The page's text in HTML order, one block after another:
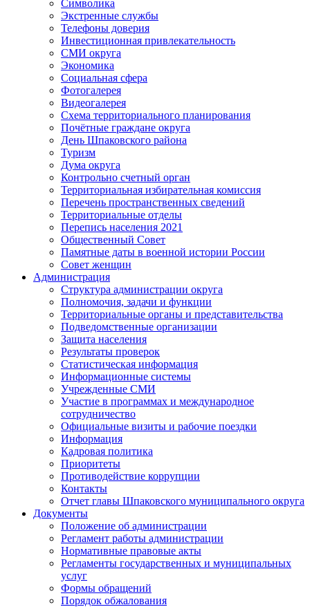
Символика
Экстренные службы
Телефоны доверия
Инвестиционная привлекательность
СМИ округа
Экономика
Социальная сфера
Фотогалерея
Видеогалерея
Схема территориального планирования
Почётные граждане округа
День Шпаковского района
Туризм
Дума округа
Контрольно счетный орган
Территориальная избирательная комиссия
Перечень пространственных сведений
Территориальные отделы
Перепись населения 2021
Общественный Совет
Памятные даты в военной истории России
Совет женщин
Администрация
Структура администрации округа
Полномочия, задачи и функции
Территориальные органы и представительства
Подведомственные организации
Защита населения
Результаты проверок
Статистическая информация
Информационные системы
Учрежденные СМИ
Участие в программах и международное
сотрудничество
Официальные визиты и рабочие поездки
Информация
Кадровая политика
Приоритеты
Противодействие коррупции
Контакты
Отчет главы Шпаковского муниципального округа
Документы
Положение об администрации
Регламент работы администрации
Нормативные правовые акты
Регламенты государственных и муниципальных
услуг
Формы обращений
Порядок обжалования